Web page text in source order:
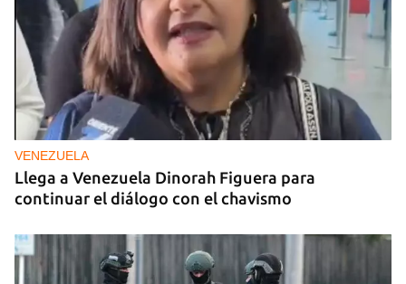
VENEZUELA
Llega a Venezuela Dinorah Figuera para
continuar el diálogo con el chavismo